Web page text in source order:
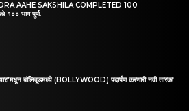
AAHE SAKSHILA COMPLETED 100
१०० भाग पुर्ण.
बॉलिवूडमध्ये (BOLLYWOOD) पदार्पण करणारी नवी तारका